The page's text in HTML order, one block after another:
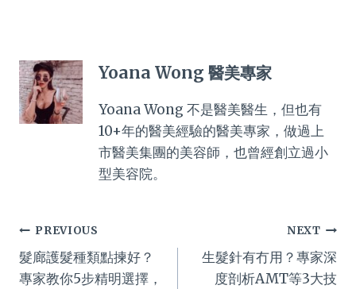
Yoana Wong 醫美專家
Yoana Wong 不是醫美醫生，但也有
10+年的醫美經驗的醫美專家，做過上
市醫美集團的美容師，也曾經創立過小
型美容院。
Post
navigation
PREVIOUS
髮廊護髮種類點揀好？
專家教你5步精明選擇，
NEXT
生髮針有冇用？專家深
度剖析AMT等3大技